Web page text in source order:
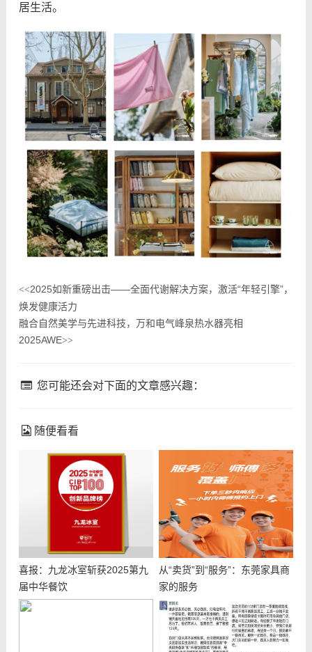
居生活。
<<2025如新重磅出击——全面代谢解决方案，激活“年轻引擎”，
焕发健康活力
融合自然美学与先进科技，万和电气峰泉热水器亮相
2025AWE>>
您可能还会对下面的文章感兴趣：
随便看看
喜报：九龙冰室斩获2025第九
届中华餐饮
从“卖货”到“服务”：东莞家具商
家的服务